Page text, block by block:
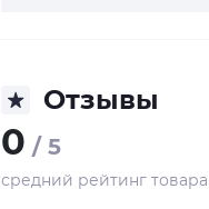
Отзывы
0 / 5
средний рейтинг товара